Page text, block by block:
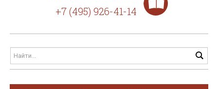
+7 (495) 926-41-14